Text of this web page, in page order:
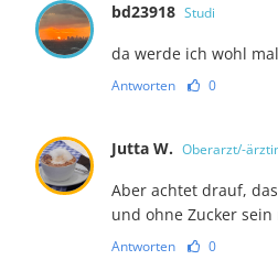
bd23918 Studi
da werde ich wohl
Antworten 0
Jutta W. Oberarzt/-
Aber achtet drauf,
und ohne Zucker sein
Antworten 0